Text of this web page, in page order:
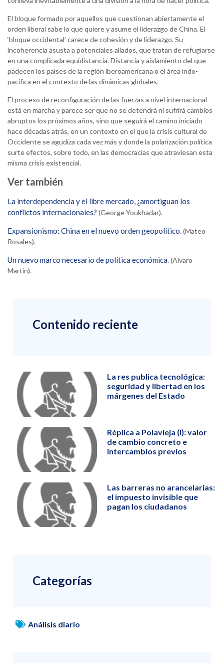
El bloque formado por aquellos que cuestionan abiertamente el
orden liberal sabe lo que quiere y asume el liderazgo de China. El
‘bloque occidental’ carece de cohesión y de liderazgo. Su
incoherencia asusta a potenciales aliados, que tratan de refugiarse
en una complicada equidistancia. Distancia y aislamiento del que
padecen los países de la región iberoamericana o el área indo-
pacífica en el contexto de las dinámicas globales.
El proceso de reconfiguración de las fuerzas a nivel internacional
está en marcha y parece ser que no se detendrá ni sufrirá cambios
abruptos los próximos años, sino que seguirá el camino iniciado
hace décadas atrás, en un contexto en el que la crisis cultural de
Occidente se agudiza cada vez más y donde la polarización política
surte efectos, sobre todo, en las democracias que atraviesan esta
misma crisis existencial.
Ver también
La interdependencia y el libre mercado, ¿amortiguan los
conflictos internacionales? (George Youkhadar).
Expansionismo: China en el nuevo orden geopolítico. (Mateo
Rosales).
Un nuevo marco necesario de política económica. (Álvaro
Martín).
Contenido reciente
La res publica tecnológica:
seguridad y libertad en los
márgenes del Estado
Réplica a Polavieja (I): valor
de cambio concreto e
intercambios previos
Las barreras no arancelarias:
el impuesto invisible que
pagan los ciudadanos
Categorías
Análisis diario